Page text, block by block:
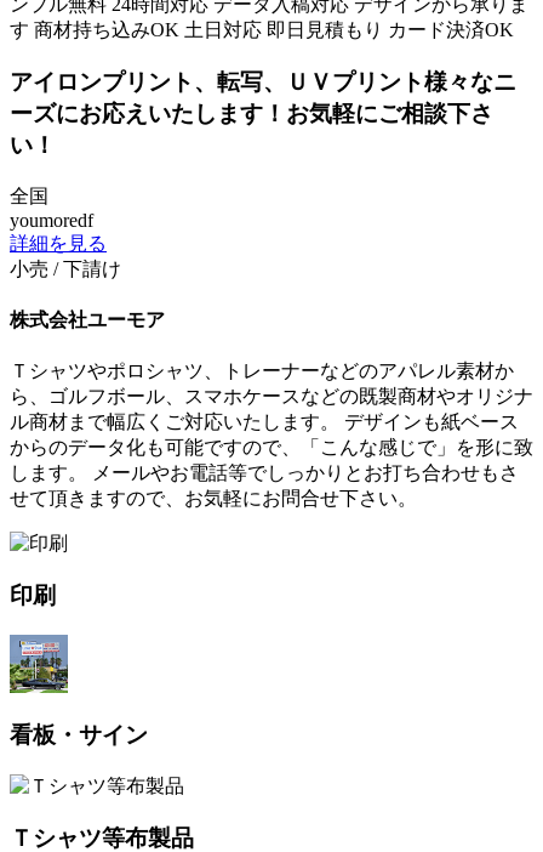
ンプル無料 24時間対応 データ入稿対応 デザインから承りま
す 商材持ち込みOK 土日対応 即日見積もり カード決済OK
アイロンプリント、転写、ＵＶプリント様々なニ
ーズにお応えいたします！お気軽にご相談下さ
い！
全国
youmoredf
詳細を見る
小売 / 下請け
株式会社ユーモア
Ｔシャツやポロシャツ、トレーナーなどのアパレル素材か
ら、ゴルフボール、スマホケースなどの既製商材やオリジナ
ル商材まで幅広くご対応いたします。 デザインも紙ベース
からのデータ化も可能ですので、「こんな感じで」を形に致
します。 メールやお電話等でしっかりとお打ち合わせもさ
せて頂きますので、お気軽にお問合せ下さい。
印刷
看板・サイン
Ｔシャツ等布製品